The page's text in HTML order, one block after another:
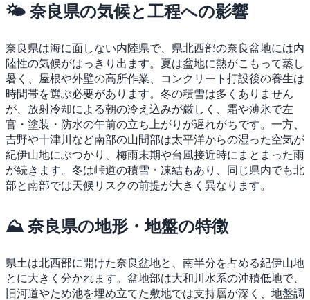
🌤 奈良県の気候と工程への影響
奈良県は海に面しない内陸県で、県北西部の奈良盆地には内
陸性の気候がはっきり出ます。夏は盆地に熱がこもって蒸し
暑く、屋根や外壁の高所作業、コンクリート打設後の養生は
時間帯を選ぶ必要があります。冬の積雪は多くありません
が、放射冷却による朝の冷え込みが厳しく、霜や薄氷で左
官・塗装・防水の午前の立ち上がりが遅れがちです。一方、
吉野や十津川など南部の山間部は太平洋からの湿った空気が
紀伊山地にぶつかり、梅雨末期や台風接近時にまとまった雨
が続きます。冬は峠道の積雪・凍結もあり、同じ県内でも北
部と南部では天候リスクの前提が大きく異なります。
⛰ 奈良県の地形・地盤の特徴
県土は北西部に開けた奈良盆地と、南半分を占める紀伊山地
とに大きく分かれます。盆地部は大和川水系の沖積低地で、
旧河道やため池を埋め立てた敷地では支持層が深く、地盤調